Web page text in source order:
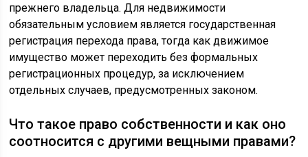
прежнего владельца. Для недвижимости
обязательным условием является государственная
регистрация перехода права, тогда как движимое
имущество может переходить без формальных
регистрационных процедур, за исключением
отдельных случаев, предусмотренных законом.
Что такое право собственности и как оно
соотносится с другими вещными правами?